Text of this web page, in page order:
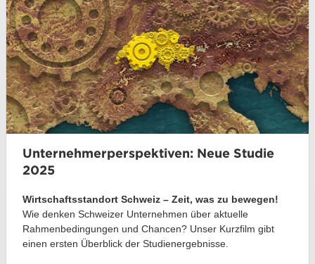
Unternehmerperspektiven: Neue Studie
2025
Wirtschaftsstandort Schweiz – Zeit, was zu bewegen!
Wie denken Schweizer Unternehmen über aktuelle
Rahmenbedingungen und Chancen? Unser Kurzfilm gibt
einen ersten Überblick der Studienergebnisse.